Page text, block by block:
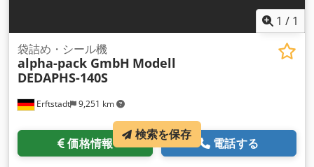
1 / 1
Erftstadt 9,251 km
袋詰め・シール機
alpha-pack GmbH Modell
DEDAPHS-140S
価格情報 電話する
検索を保存